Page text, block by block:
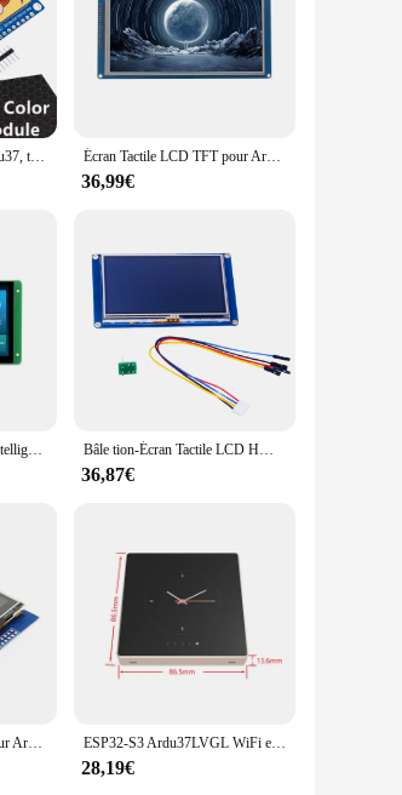
Écran LCD LED pour Ardu37, technologie d'affichage TFT pour documents, contrôleur HD IPS, interface KampX280 éventuelles I ST7789, 1.69 pouces, 1.69 pouces Écran Tactile LCD TFT pour Ardu3751/AVR/STM32, 7 Pouces, 7.0 Pouces, 800x480 SSD1963, GT911 XPT2046
36,99€
DWIN-Écran LCD TFT Intelligent pour Ardu37DMG80480C070 _ 04W, 7 Pouces, 800x480, Casse-Tête Tech, Itif, Résistif TTL, RS232, Commercial Bâle tion-Écran Tactile LCD HMI TFT de 4.3 Pouces, Technologie d'Affichage pour Ardu37
36,87€
Écran Tactile LCD TFT pour Ardu37UNO R3 Mega2560, 2.8 Pouces, 2.8 Pouces, 320x240, ILI9341/HX8candDriver ESP32-S3 Ardu37LVGL WiFi et Bluetooth Conseil de développement 4.0 "480*480 Smart Display 4.0 pouces LCD TFT Tech puzzles itive Touch
28,19€